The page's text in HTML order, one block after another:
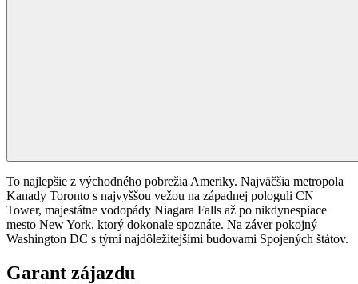
To najlepšie z východného pobrežia Ameriky. Najväčšia metropola
Kanady Toronto s najvyššou vežou na západnej pologuli CN
Tower, majestátne vodopády Niagara Falls až po nikdynespiace
mesto New York, ktorý dokonale spoznáte. Na záver pokojný
Washington DC s tými najdôležitejšími budovami Spojených štátov.
Garant zájazdu